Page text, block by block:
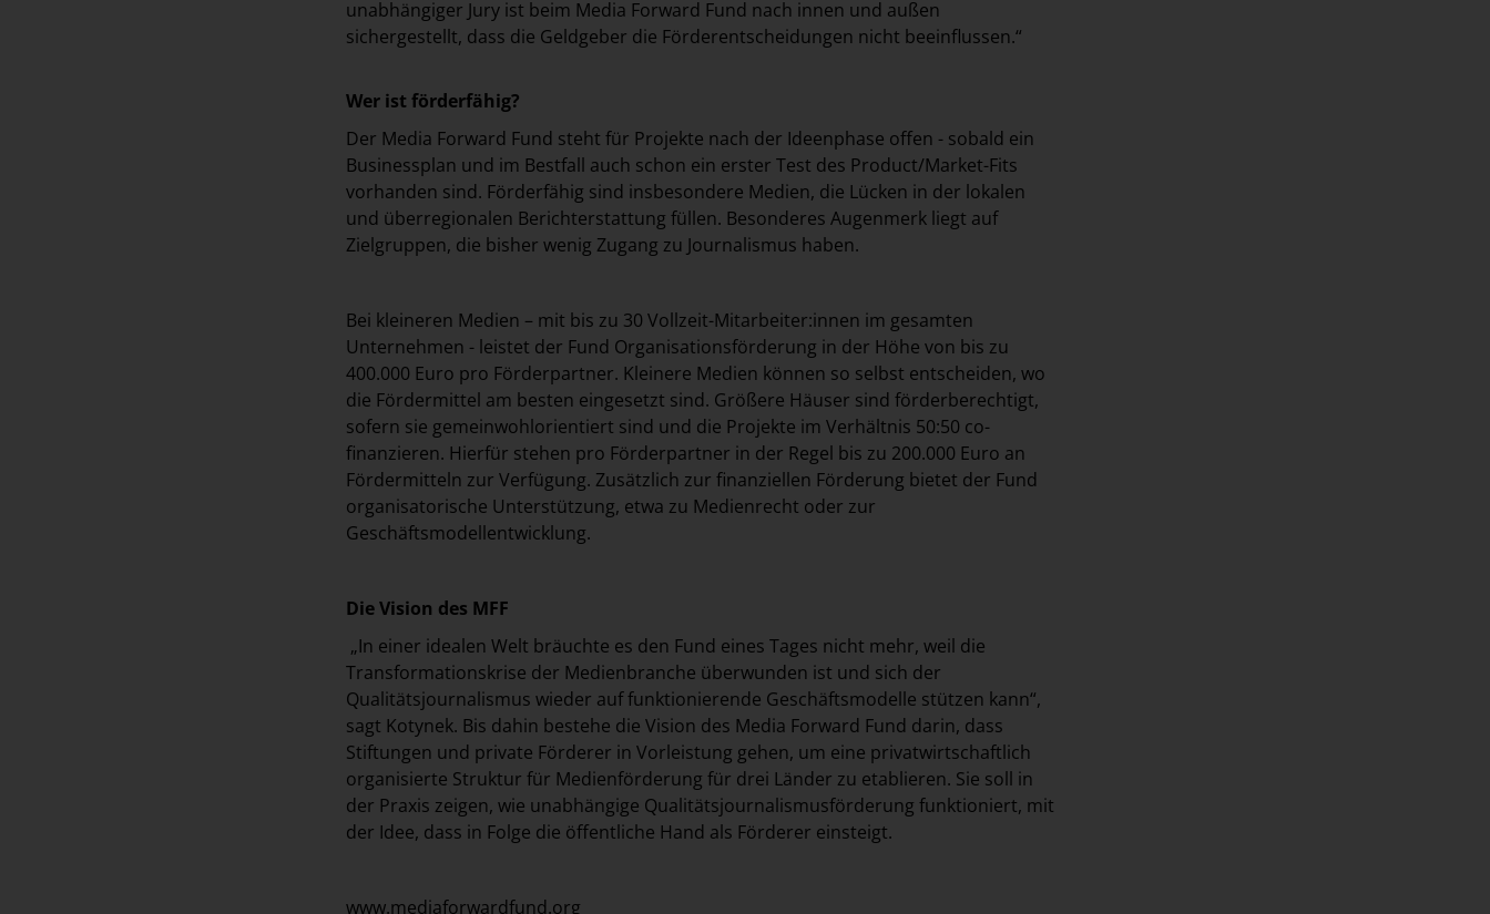
unabhängiger Jury ist beim Media Forward Fund nach innen und außen
sichergestellt, dass die Geldgeber die Förderentscheidungen nicht beeinflussen.“
Wer ist förderfähig?
Der Media Forward Fund steht für Projekte nach der Ideenphase offen - sobald ein
Businessplan und im Bestfall auch schon ein erster Test des Product/Market-Fits
vorhanden sind. Förderfähig sind insbesondere Medien, die Lücken in der lokalen
und überregionalen Berichterstattung füllen. Besonderes Augenmerk liegt auf
Zielgruppen, die bisher wenig Zugang zu Journalismus haben.
Bei kleineren Medien – mit bis zu 30 Vollzeit-Mitarbeiter:innen im gesamten
Unternehmen - leistet der Fund Organisationsförderung in der Höhe von bis zu
400.000 Euro pro Förderpartner. Kleinere Medien können so selbst entscheiden, wo
die Fördermittel am besten eingesetzt sind. Größere Häuser sind förderberechtigt,
sofern sie gemeinwohlorientiert sind und die Projekte im Verhältnis 50:50 co-
finanzieren. Hierfür stehen pro Förderpartner in der Regel bis zu 200.000 Euro an
Fördermitteln zur Verfügung. Zusätzlich zur finanziellen Förderung bietet der Fund
organisatorische Unterstützung, etwa zu Medienrecht oder zur
Geschäftsmodellentwicklung.
Die Vision des MFF
„In einer idealen Welt bräuchte es den Fund eines Tages nicht mehr, weil die
Transformationskrise der Medienbranche überwunden ist und sich der
Qualitätsjournalismus wieder auf funktionierende Geschäftsmodelle stützen kann“,
sagt Kotynek. Bis dahin bestehe die Vision des Media Forward Fund darin, dass
Stiftungen und private Förderer in Vorleistung gehen, um eine privatwirtschaftlich
organisierte Struktur für Medienförderung für drei Länder zu etablieren. Sie soll in
der Praxis zeigen, wie unabhängige Qualitätsjournalismusförderung funktioniert, mit
der Idee, dass in Folge die öffentliche Hand als Förderer einsteigt.
www.mediaforwardfund.org